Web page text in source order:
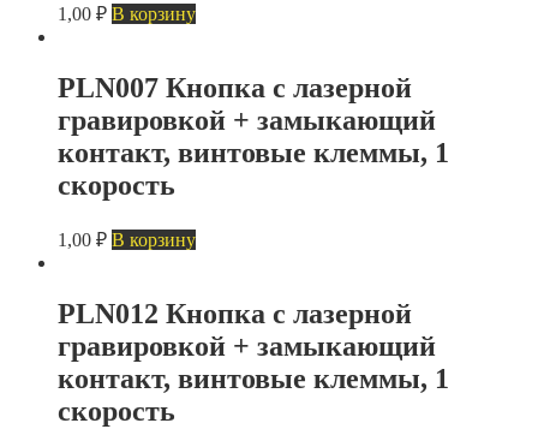
1,00 ₽ В корзину
PLN007 Кнопка с лазерной
гравировкой + замыкающий
контакт, винтовые клеммы, 1
скорость
1,00 ₽ В корзину
PLN012 Кнопка с лазерной
гравировкой + замыкающий
контакт, винтовые клеммы, 1
скорость